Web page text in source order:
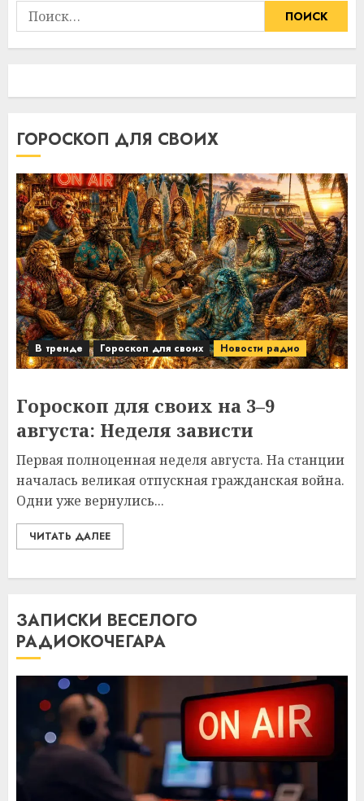
Найти:
ГОРОСКОП ДЛЯ СВОИХ
В тренде Гороскоп для своих Новости радио
Гороскоп для своих на 3–9
августа: Неделя зависти
Первая полноценная неделя августа. На станции
началась великая отпускная гражданская война.
Одни уже вернулись...
ЧИТАТЬ ДАЛЕЕ
ЗАПИСКИ ВЕСЕЛОГО
РАДИОКОЧЕГАРА